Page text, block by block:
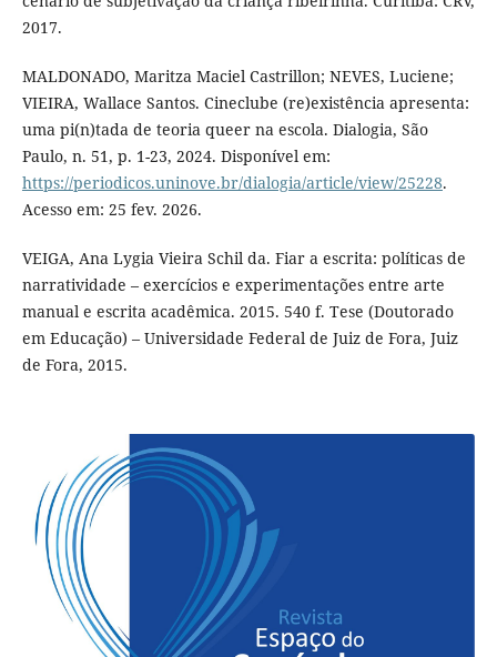
2017.
MALDONADO, Maritza Maciel Castrillon; NEVES, Luciene;
VIEIRA, Wallace Santos. Cineclube (re)existência apresenta:
uma pi(n)tada de teoria queer na escola. Dialogia, São
Paulo, n. 51, p. 1-23, 2024. Disponível em:
https://periodicos.uninove.br/dialogia/article/view/25228.
Acesso em: 25 fev. 2026.
VEIGA, Ana Lygia Vieira Schil da. Fiar a escrita: políticas de
narratividade – exercícios e experimentações entre arte
manual e escrita acadêmica. 2015. 540 f. Tese (Doutorado
em Educação) – Universidade Federal de Juiz de Fora, Juiz
de Fora, 2015.